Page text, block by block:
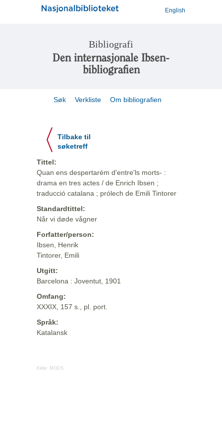
English
Bibliografi
Den internasjonale Ibsen-
bibliografien
Søk Verkliste Om bibliografien
Tilbake til
søketreff
Tittel:
Quan ens despertarém d'entre'ls morts- :
drama en tres actes / de Enrich Ibsen ;
traducció catalana ; prólech de Emili Tintorer
Standardtittel:
Når vi døde vågner
Forfatter/person:
Ibsen, Henrik
Tintorer, Emili
Utgitt:
Barcelona : Joventut, 1901
Omfang:
XXXIX, 157 s., pl. port.
Språk:
Katalansk
Kilde: MODS